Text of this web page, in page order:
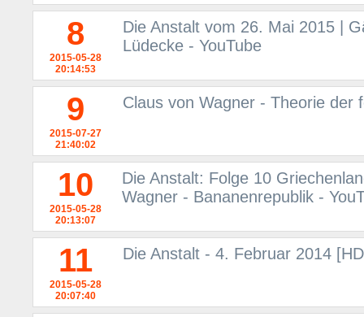
8
2015-05-28
20:14:53
Die Anstalt vom 26. Mai 2015 |
Lüdecke - YouTube
9
2015-07-27
21:40:02
Claus von Wagner - Theorie der
10
2015-05-28
20:13:07
Die Anstalt: Folge 10
Wagner - Bananenrepublik -
11
2015-05-28
20:07:40
Die Anstalt - 4. Februar 2014